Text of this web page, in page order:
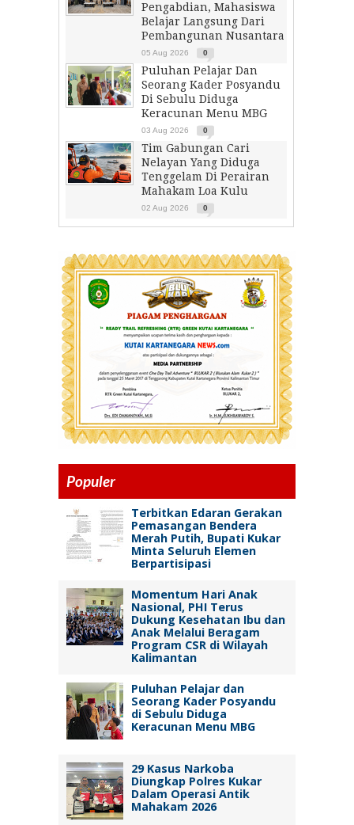
Pengabdian, Mahasiswa
Belajar Langsung Dari
Pembangunan Nusantara
05 Aug 2026 0
Puluhan Pelajar Dan
Seorang Kader Posyandu
Di Sebulu Diduga
Keracunan Menu MBG
03 Aug 2026 0
Tim Gabungan Cari
Nelayan Yang Diduga
Tenggelam Di Perairan
Mahakam Loa Kulu
02 Aug 2026 0
Populer
Terbitkan Edaran Gerakan
Pemasangan Bendera
Merah Putih, Bupati Kukar
Minta Seluruh Elemen
Berpartisipasi
Momentum Hari Anak
Nasional, PHI Terus
Dukung Kesehatan Ibu dan
Anak Melalui Beragam
Program CSR di Wilayah
Kalimantan
Puluhan Pelajar dan
Seorang Kader Posyandu
di Sebulu Diduga
Keracunan Menu MBG
29 Kasus Narkoba
Diungkap Polres Kukar
Dalam Operasi Antik
Mahakam 2026